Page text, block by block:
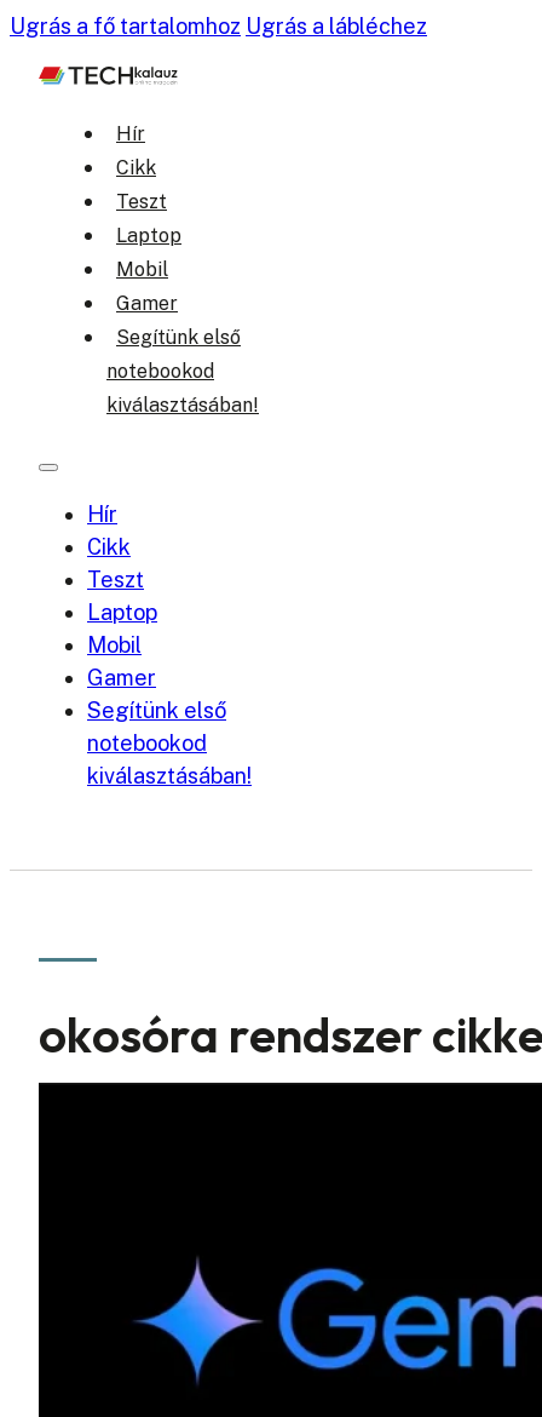
Ugrás a fő tartalomhoz Ugrás a lábléchez
Hír
Cikk
Teszt
Laptop
Mobil
Gamer
Segítünk első
notebookod
kiválasztásában!
Hír
Cikk
Teszt
Laptop
Mobil
Gamer
Segítünk első
notebookod
kiválasztásában!
okosóra rendszer